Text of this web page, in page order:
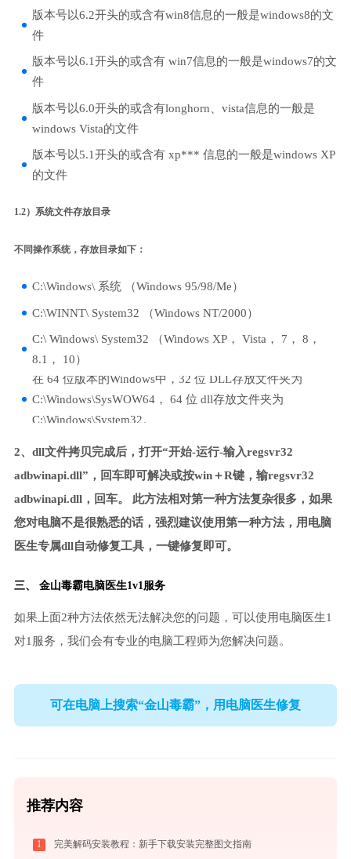
版本号以6.2开头的或含有win8信息的一般是windows8的文
件
版本号以6.1开头的或含有 win7信息的一般是windows7的文
件
版本号以6.0开头的或含有longhorn、vista信息的一般是
windows Vista的文件
版本号以5.1开头的或含有 xp*** 信息的一般是windows XP
的文件
1.2）系统文件存放目录
不同操作系统，存放目录如下：
C:\Windows\ 系统 （Windows 95/98/Me）
C:\WINNT\ System32 （Windows NT/2000）
C:\ Windows\ System32 （Windows XP， Vista， 7， 8，
8.1， 10）
在 64 位版本的Windows中，32 位 DLL存放文件夹为
C:\Windows\SysWOW64， 64 位 dll存放文件夹为
C:\Windows\System32。
2、dll文件拷贝完成后，打开“开始-运行-输入regsvr32
adbwinapi.dll”，回车即可解决或按win＋R键，输regsvr32
adbwinapi.dll，回车。 此方法相对第一种方法复杂很多，如果
您对电脑不是很熟悉的话，强烈建议使用第一种方法，用电脑
医生专属dll自动修复工具，一键修复即可。
三、 金山毒霸电脑医生1v1服务
如果上面2种方法依然无法解决您的问题，可以使用电脑医生1
对1服务，我们会有专业的电脑工程师为您解决问题。
可在电脑上搜索“金山毒霸”，用电脑医生修复
推荐内容
1 完美解码安装教程：新手下载安装完整图文指南